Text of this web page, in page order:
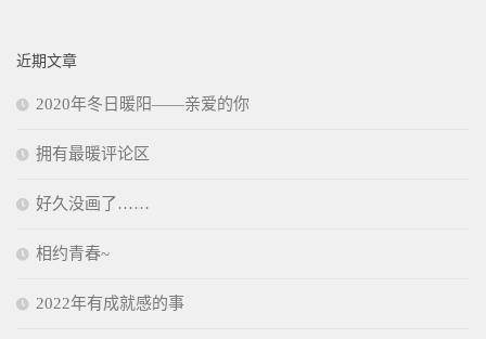
近期文章
2020年冬日暖阳——亲爱的你
拥有最暖评论区
好久没画了……
相约青春~
2022年有成就感的事